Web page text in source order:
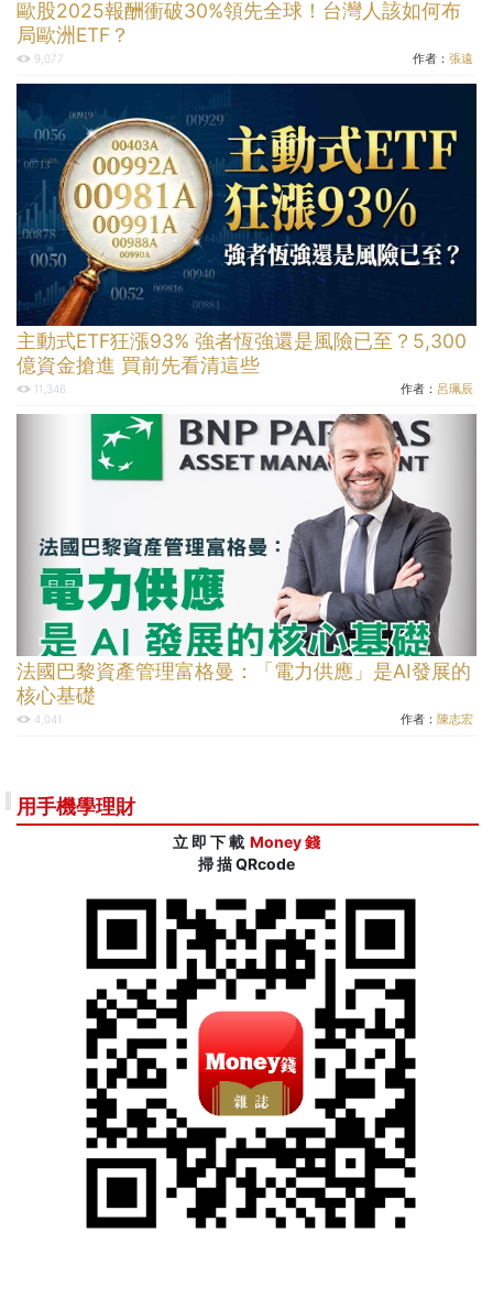
歐股2025報酬衝破30%領先全球！台灣人該如何布
局歐洲ETF？
9,077 作者： 張遠
主動式ETF狂漲93% 強者恆強還是風險已至？5,300
億資金搶進 買前先看清這些
11,346 作者： 呂珮辰
法國巴黎資產管理富格曼：「電力供應」是AI發展的
核心基礎
4,041 作者： 陳志宏
用手機學理財
立 即 下 載 Money 錢
掃 描 QRcode